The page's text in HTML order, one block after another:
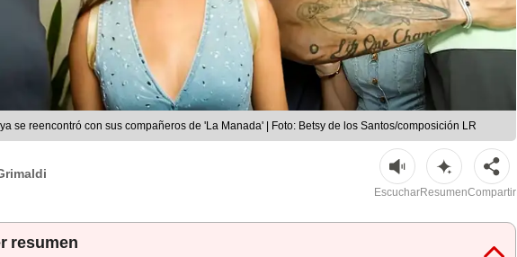
se reencontró con sus compañeros de 'La Manada' | Foto: Betsy de los Santos/composición LR
EscucharResumenCompartir
resumen